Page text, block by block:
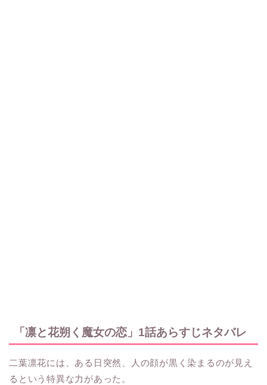
「凛と花朔く魔女の恋」1話あらすじネタバレ
二葉凛花には、ある日突然、人の顔が黒く染まるのが見え
るという特異な力があった。